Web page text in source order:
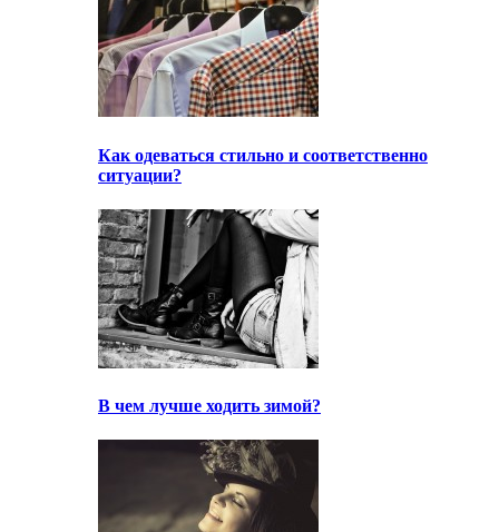
Как одеваться стильно и соответственно
ситуации?
В чем лучше ходить зимой?